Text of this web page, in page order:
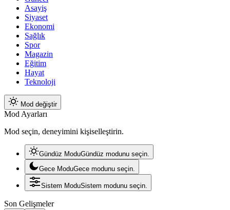
Asayiş
Siyaset
Ekonomi
Sağlık
Spor
Magazin
Eğitim
Hayat
Teknoloji
Mod değiştir
Mod Ayarları
Mod seçin, deneyimini kişiselleştirin.
Gündüz ModuGündüz modunu seçin.
Gece ModuGece modunu seçin.
Sistem ModuSistem modunu seçin.
Son Gelişmeler